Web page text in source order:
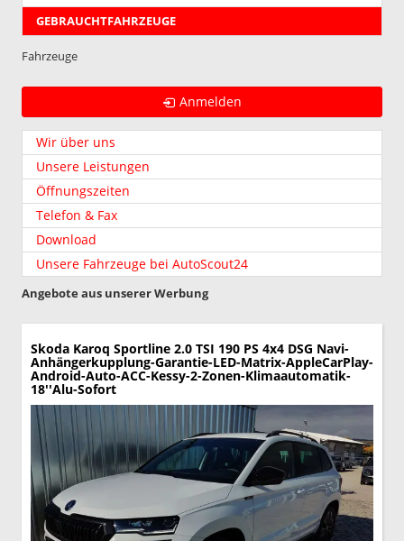
GEBRAUCHTFAHRZEUGE
Fahrzeuge
Anmelden
Wir über uns
Unsere Leistungen
Öffnungszeiten
Telefon & Fax
Download
Unsere Fahrzeuge bei AutoScout24
Angebote aus unserer Werbung
Skoda Karoq Sportline 2.0 TSI 190 PS 4x4 DSG Navi-
Anhängerkupplung-Garantie-LED-Matrix-AppleCarPlay-
Android-Auto-ACC-Kessy-2-Zonen-Klimaautomatik-
18''Alu-Sofort